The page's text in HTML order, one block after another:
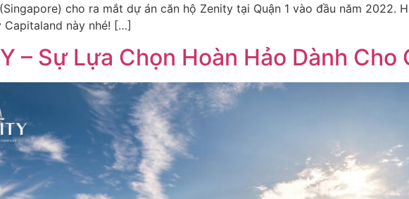
cho ra mắt dự án căn hộ Zenity tại Quận 1 vào đầu năm 2022.
Capitaland này nhé! […]
– Sự Lựa Chọn Hoàn Hảo Dành